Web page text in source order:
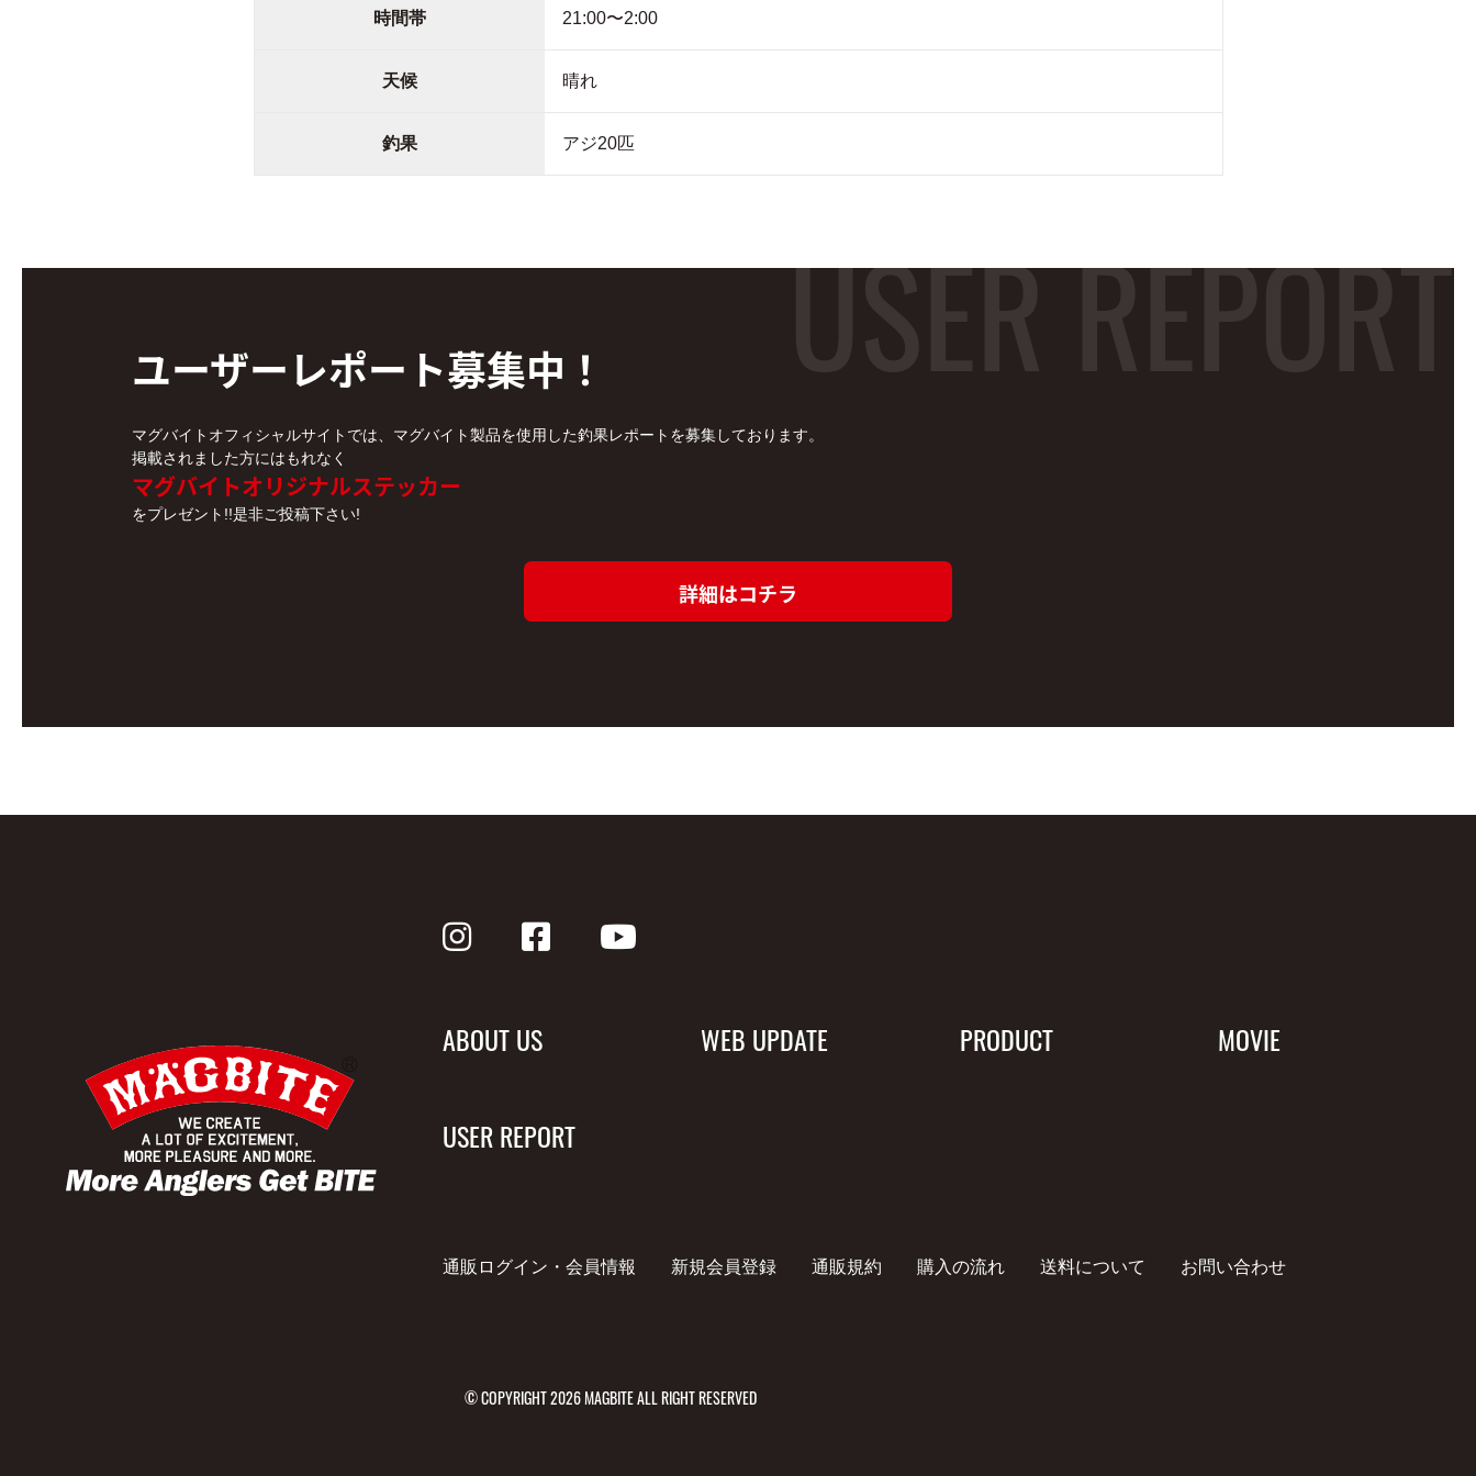
時間帯 21:00〜2:00
天候 晴れ
釣果 アジ20匹
ユーザーレポート募集中！
マグバイトオフィシャルサイトでは、マグバイト製品を使用した釣果レポートを募集しております。
掲載されました方にはもれなく
マグバイトオリジナルステッカー
をプレゼント!!是非ご投稿下さい!
詳細はコチラ
ABOUT US WEB UPDATE PRODUCT MOVIE
USER REPORT
通販ログイン・会員情報 新規会員登録 通販規約 購入の流れ 送料について お問い合わせ
© COPYRIGHT 2026 MAGBITE ALL RIGHT RESERVED